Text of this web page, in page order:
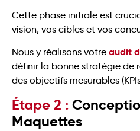
Cette phase initiale est
vision, vos cibles et vos
Nous y réalisons votre audit
définir la bonne stratégie de
des objectifs mesurables
Étape 2 :
Maquettes